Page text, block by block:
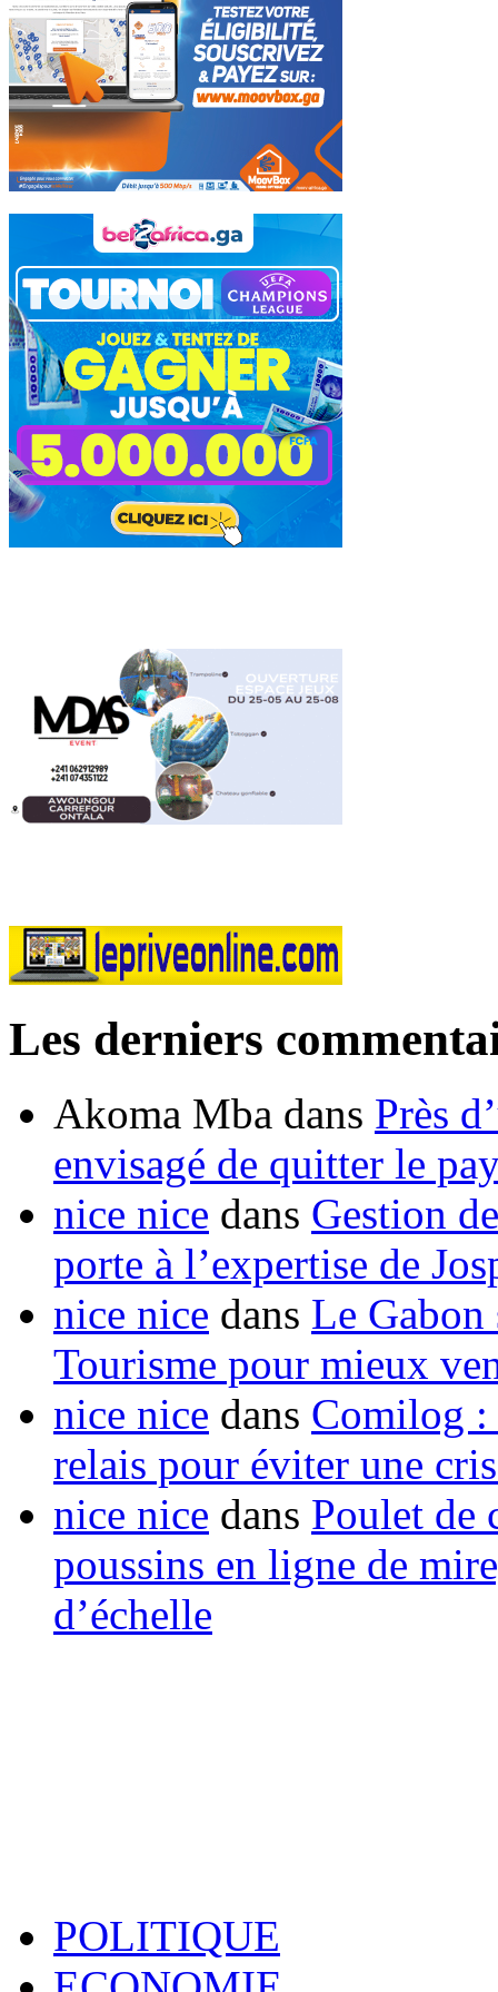
Les derniers
Akoma Mba dans Près
envisagé de quitter le
nice nice dans Gestion
porte à l’expertise de
nice nice dans Le Gabon
Tourisme pour mieux
nice nice dans Comilog :
relais pour éviter une
nice nice dans Poulet de
poussins en ligne de
d’échelle
POLITIQUE